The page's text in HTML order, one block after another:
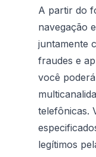
A partir do
navegação
juntamente
fraudes e
você
telefônicas.
legítimos